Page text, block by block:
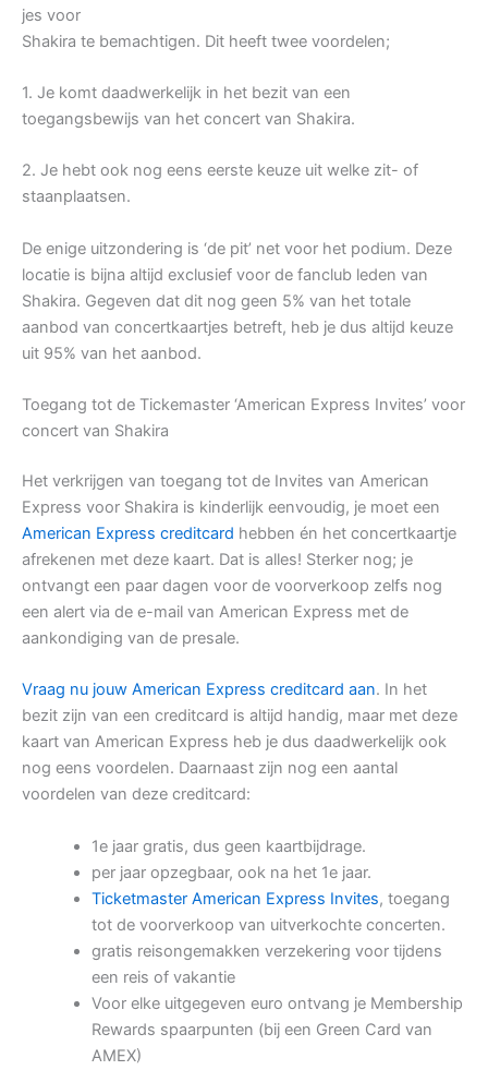
jes voor
Shakira te bemachtigen. Dit heeft twee voordelen;
1. Je komt daadwerkelijk in het bezit van een
toegangsbewijs van het concert van Shakira.
2. Je hebt ook nog eens eerste keuze uit welke zit- of
staanplaatsen.
De enige uitzondering is ‘de pit’ net voor het podium. Deze
locatie is bijna altijd exclusief voor de fanclub leden van
Shakira. Gegeven dat dit nog geen 5% van het totale
aanbod van concertkaartjes betreft, heb je dus altijd keuze
uit 95% van het aanbod.
Toegang tot de Tickemaster ‘American Express Invites’ voor
concert van Shakira
Het verkrijgen van toegang tot de Invites van American
Express voor Shakira is kinderlijk eenvoudig, je moet een
American Express creditcard hebben én het concertkaartje
afrekenen met deze kaart. Dat is alles! Sterker nog; je
ontvangt een paar dagen voor de voorverkoop zelfs nog
een alert via de e-mail van American Express met de
aankondiging van de presale.
Vraag nu jouw American Express creditcard aan. In het
bezit zijn van een creditcard is altijd handig, maar met deze
kaart van American Express heb je dus daadwerkelijk ook
nog eens voordelen. Daarnaast zijn nog een aantal
voordelen van deze creditcard:
1e jaar gratis, dus geen kaartbijdrage.
per jaar opzegbaar, ook na het 1e jaar.
Ticketmaster American Express Invites, toegang
tot de voorverkoop van uitverkochte concerten.
gratis reisongemakken verzekering voor tijdens
een reis of vakantie
Voor elke uitgegeven euro ontvang je Membership
Rewards spaarpunten (bij een Green Card van
AMEX)